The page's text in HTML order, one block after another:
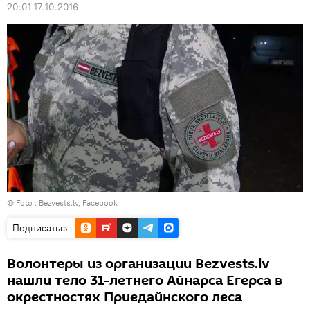
20:01 17.10.2016
© Foto : Bezvests.lv, Facebook
Подписаться
Волонтеры из организации Bezvests.lv
нашли тело 31-летнего Айнарса Егерса в
окрестностях Приедайнского леса